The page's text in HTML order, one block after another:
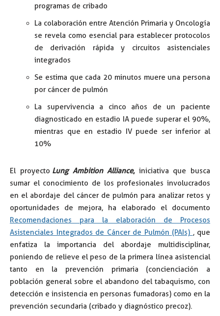
programas de cribado
La colaboración entre Atención Primaria y Oncología
se revela como esencial para establecer protocolos
de derivación rápida y circuitos asistenciales
integrados
Se estima que cada 20 minutos muere una persona
por cáncer de pulmón
La supervivencia a cinco años de un paciente
diagnosticado en estadio IA puede superar el 90%,
mientras que en estadio IV puede ser inferior al
10%
El proyecto Lung Ambition Alliance,iniciativa que busca
sumar el conocimiento de los profesionales involucrados
en el abordaje del cáncer de pulmón para analizar retos y
oportunidades de mejora, ha elaborado el documento
Recomendaciones para la elaboración de Procesos
Asistenciales Integrados de Cáncer de Pulmón (PAIs) , que
enfatiza la importancia del abordaje multidisciplinar,
poniendo de relieve el peso de la primera línea asistencial
tanto en la prevención primaria (concienciación a
población general sobre el abandono del tabaquismo, con
detección e insistencia en personas fumadoras) como en la
prevención secundaria (cribado y diagnóstico precoz).